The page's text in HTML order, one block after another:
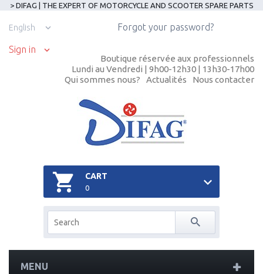
> DIFAG | THE EXPERT OF MOTORCYCLE AND SCOOTER SPARE PARTS
English
Sign in
Forgot your password?
Boutique réservée aux professionnels
Lundi au Vendredi | 9h00-12h30 | 13h30-17h00
Qui sommes nous?
Actualités Nous contacter
CART
0
MENU